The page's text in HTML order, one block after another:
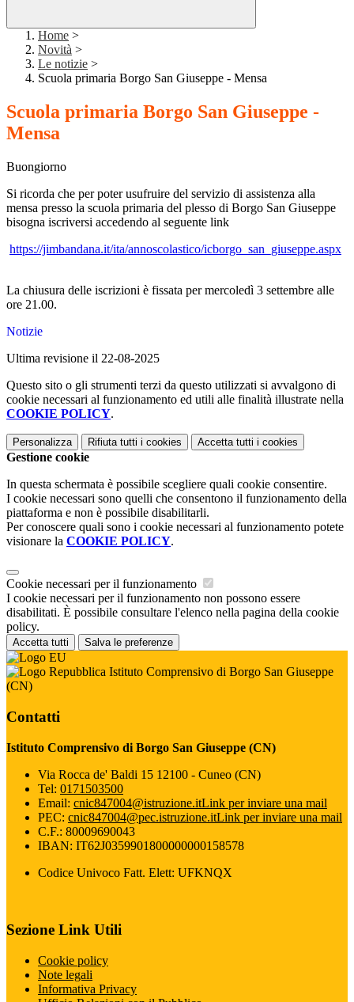
Home >
Novità >
Le notizie >
Scuola primaria Borgo San Giuseppe - Mensa
Scuola primaria Borgo San Giuseppe -
Mensa
Buongiorno
Si ricorda che per poter usufruire del servizio di assistenza alla
mensa presso la scuola primaria del plesso di Borgo San Giuseppe
bisogna iscriversi accedendo al seguente link
https://jimbandana.it/ita/annoscolastico/icborgo_san_giuseppe.aspx
La chiusura delle iscrizioni è fissata per mercoledì 3 settembre alle
ore 21.00.
Notizie
Ultima revisione il 22-08-2025
Questo sito o gli strumenti terzi da questo utilizzati si avvalgono di
cookie necessari al funzionamento ed utili alle finalità illustrate nella
COOKIE POLICY.
Personalizza Rifiuta tutti i cookies Accetta tutti i cookies
Gestione cookie
In questa schermata è possibile scegliere quali cookie consentire.
I cookie necessari sono quelli che consentono il funzionamento della
piattaforma e non è possibile disabilitarli.
Per conoscere quali sono i cookie necessari al funzionamento potete
visionare la COOKIE POLICY.
Cookie necessari per il funzionamento
I cookie necessari per il funzionamento non possono essere
disabilitati. È possibile consultare l'elenco nella pagina della cookie
policy.
Accetta tutti Salva le preferenze
Istituto Comprensivo di Borgo San Giuseppe
(CN)
Contatti
Istituto Comprensivo di Borgo San Giuseppe (CN)
Via Rocca de' Baldi 15 12100 - Cuneo (CN)
Tel: 0171503500
Email: cnic847004@istruzione.itLink per inviare una mail
PEC: cnic847004@pec.istruzione.itLink per inviare una mail
C.F.: 80009690043
IBAN: IT62J0359901800000000158578
Codice Univoco Fatt. Elett: UFKNQX
Sezione Link Utili
Cookie policy
Note legali
Informativa Privacy